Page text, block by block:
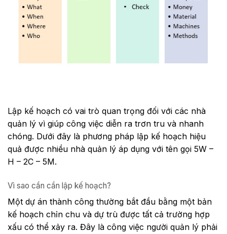
Lập kế hoạch có vai trò quan trọng đối với các nhà
quản lý vì giúp công việc diễn ra trơn tru và nhanh
chóng. Dưới đây là phương pháp lập kế hoạch hiệu
quả được nhiều nhà quản lý áp dụng với tên gọi 5W –
H – 2C – 5M.
Vì sao cần cần lập kế hoạch?
Một dự án thành công thường bắt đầu bằng một bản
kế hoạch chỉn chu và dự trù được tất cả trường hợp
xấu có thể xảy ra. Đây là công việc người quản lý phải